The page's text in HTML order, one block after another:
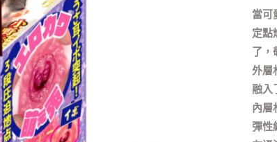
當可
定點
了，
外層
融入
內層
彈性
野
六
花
｜
色
情
小
兔